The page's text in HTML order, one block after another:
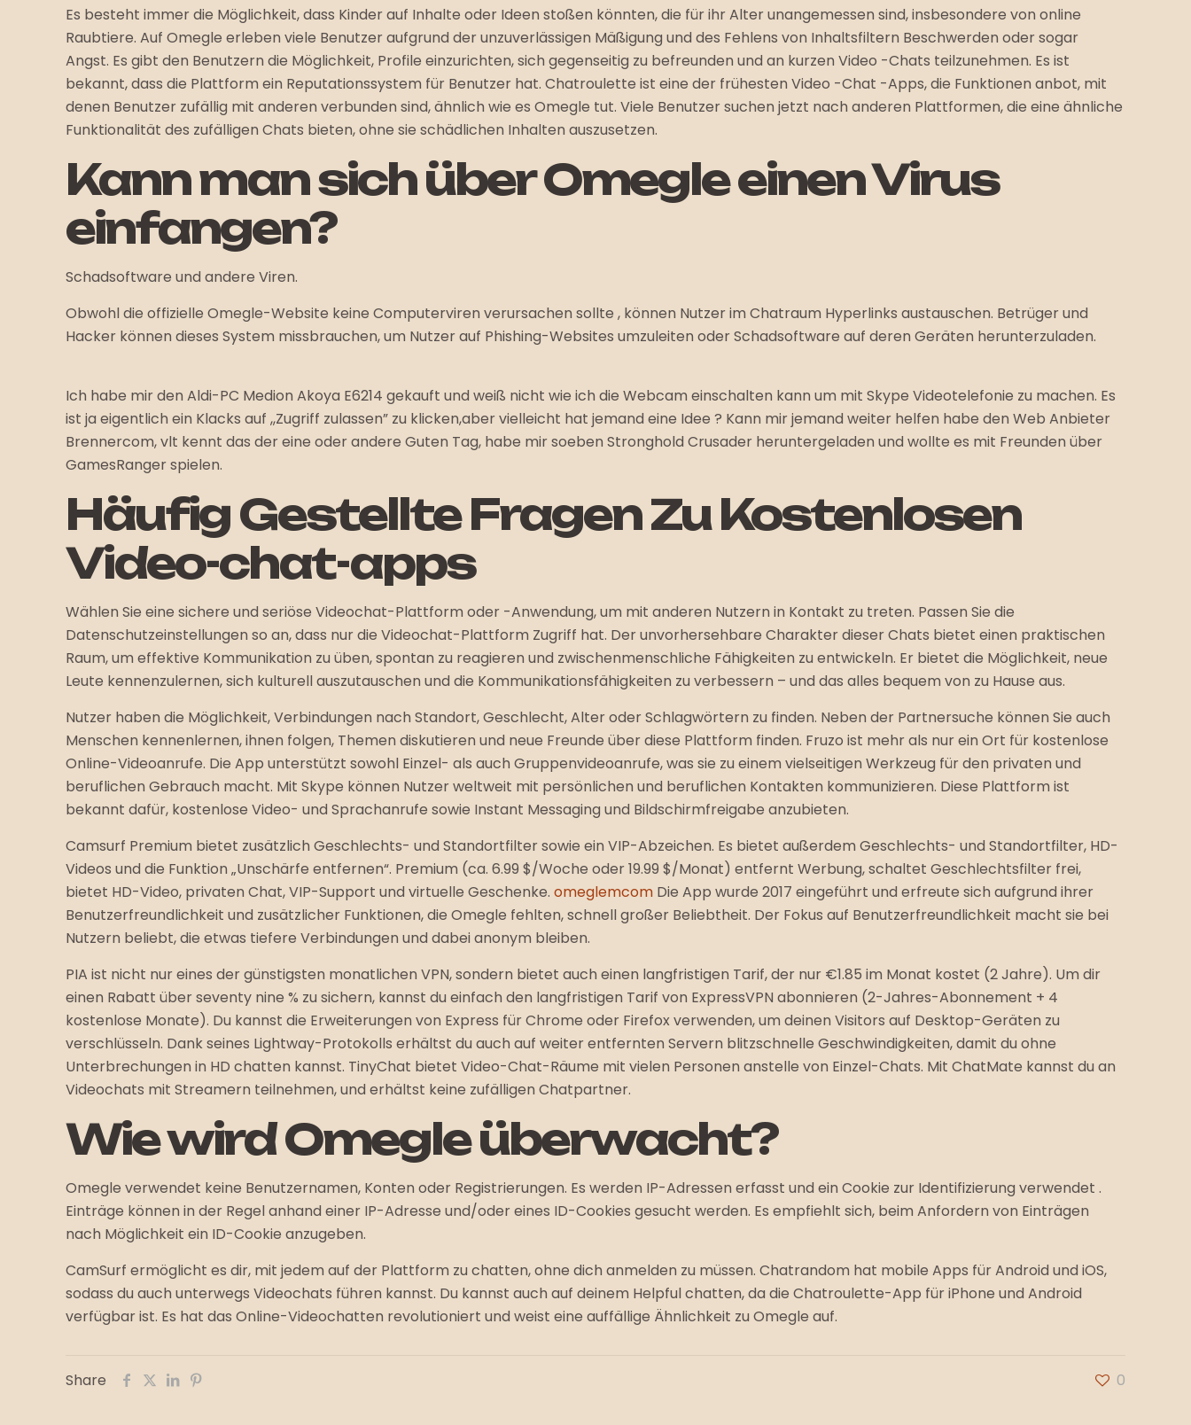
Es besteht immer die Möglichkeit, dass Kinder auf Inhalte oder Ideen stoßen könnten, die für ihr Alter unangemessen sind, insbesondere von online
Raubtiere. Auf Omegle erleben viele Benutzer aufgrund der unzuverlässigen Mäßigung und des Fehlens von Inhaltsfiltern Beschwerden oder sogar
Angst. Es gibt den Benutzern die Möglichkeit, Profile einzurichten, sich gegenseitig zu befreunden und an kurzen Video -Chats teilzunehmen. Es ist
bekannt, dass die Plattform ein Reputationssystem für Benutzer hat. Chatroulette ist eine der frühesten Video -Chat -Apps, die Funktionen anbot, mit
denen Benutzer zufällig mit anderen verbunden sind, ähnlich wie es Omegle tut. Viele Benutzer suchen jetzt nach anderen Plattformen, die eine ähnliche
Funktionalität des zufälligen Chats bieten, ohne sie schädlichen Inhalten auszusetzen.
Kann man sich über Omegle einen Virus
einfangen?
Schadsoftware und andere Viren.
Obwohl die offizielle Omegle-Website keine Computerviren verursachen sollte , können Nutzer im Chatraum Hyperlinks austauschen. Betrüger und
Hacker können dieses System missbrauchen, um Nutzer auf Phishing-Websites umzuleiten oder Schadsoftware auf deren Geräten herunterzuladen.
Ich habe mir den Aldi-PC Medion Akoya E6214 gekauft und weiß nicht wie ich die Webcam einschalten kann um mit Skype Videotelefonie zu machen. Es
ist ja eigentlich ein Klacks auf ,,Zugriff zulassen” zu klicken,aber vielleicht hat jemand eine Idee ? Kann mir jemand weiter helfen habe den Web Anbieter
Brennercom, vlt kennt das der eine oder andere Guten Tag, habe mir soeben Stronghold Crusader heruntergeladen und wollte es mit Freunden über
GamesRanger spielen.
Häufig Gestellte Fragen Zu Kostenlosen
Video-chat-apps
Wählen Sie eine sichere und seriöse Videochat-Plattform oder -Anwendung, um mit anderen Nutzern in Kontakt zu treten. Passen Sie die
Datenschutzeinstellungen so an, dass nur die Videochat-Plattform Zugriff hat. Der unvorhersehbare Charakter dieser Chats bietet einen praktischen
Raum, um effektive Kommunikation zu üben, spontan zu reagieren und zwischenmenschliche Fähigkeiten zu entwickeln. Er bietet die Möglichkeit, neue
Leute kennenzulernen, sich kulturell auszutauschen und die Kommunikationsfähigkeiten zu verbessern – und das alles bequem von zu Hause aus.
Nutzer haben die Möglichkeit, Verbindungen nach Standort, Geschlecht, Alter oder Schlagwörtern zu finden. Neben der Partnersuche können Sie auch
Menschen kennenlernen, ihnen folgen, Themen diskutieren und neue Freunde über diese Plattform finden. Fruzo ist mehr als nur ein Ort für kostenlose
Online-Videoanrufe. Die App unterstützt sowohl Einzel- als auch Gruppenvideoanrufe, was sie zu einem vielseitigen Werkzeug für den privaten und
beruflichen Gebrauch macht. Mit Skype können Nutzer weltweit mit persönlichen und beruflichen Kontakten kommunizieren. Diese Plattform ist
bekannt dafür, kostenlose Video- und Sprachanrufe sowie Instant Messaging und Bildschirmfreigabe anzubieten.
Camsurf Premium bietet zusätzlich Geschlechts- und Standortfilter sowie ein VIP-Abzeichen. Es bietet außerdem Geschlechts- und Standortfilter, HD-
Videos und die Funktion „Unschärfe entfernen“. Premium (ca. 6.99 $/Woche oder 19.99 $/Monat) entfernt Werbung, schaltet Geschlechtsfilter frei,
bietet HD-Video, privaten Chat, VIP-Support und virtuelle Geschenke.omeglemcom Die App wurde 2017 eingeführt und erfreute sich aufgrund ihrer
Benutzerfreundlichkeit und zusätzlicher Funktionen, die Omegle fehlten, schnell großer Beliebtheit. Der Fokus auf Benutzerfreundlichkeit macht sie bei
Nutzern beliebt, die etwas tiefere Verbindungen und dabei anonym bleiben.
PIA ist nicht nur eines der günstigsten monatlichen VPN, sondern bietet auch einen langfristigen Tarif, der nur €1.85 im Monat kostet (2 Jahre). Um dir
einen Rabatt über seventy nine % zu sichern, kannst du einfach den langfristigen Tarif von ExpressVPN abonnieren (2-Jahres-Abonnement + 4
kostenlose Monate). Du kannst die Erweiterungen von Express für Chrome oder Firefox verwenden, um deinen Visitors auf Desktop-Geräten zu
verschlüsseln. Dank seines Lightway-Protokolls erhältst du auch auf weiter entfernten Servern blitzschnelle Geschwindigkeiten, damit du ohne
Unterbrechungen in HD chatten kannst. TinyChat bietet Video-Chat-Räume mit vielen Personen anstelle von Einzel-Chats. Mit ChatMate kannst du an
Videochats mit Streamern teilnehmen, und erhältst keine zufälligen Chatpartner.
Wie wird Omegle überwacht?
Omegle verwendet keine Benutzernamen, Konten oder Registrierungen. Es werden IP-Adressen erfasst und ein Cookie zur Identifizierung verwendet .
Einträge können in der Regel anhand einer IP-Adresse und/oder eines ID-Cookies gesucht werden. Es empfiehlt sich, beim Anfordern von Einträgen
nach Möglichkeit ein ID-Cookie anzugeben.
CamSurf ermöglicht es dir, mit jedem auf der Plattform zu chatten, ohne dich anmelden zu müssen. Chatrandom hat mobile Apps für Android und iOS,
sodass du auch unterwegs Videochats führen kannst. Du kannst auch auf deinem Helpful chatten, da die Chatroulette-App für iPhone und Android
verfügbar ist. Es hat das Online-Videochatten revolutioniert und weist eine auffällige Ähnlichkeit zu Omegle auf.
Share 0